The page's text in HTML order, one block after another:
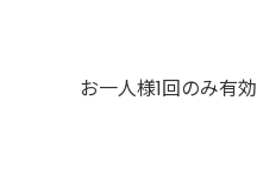
お一人様1回のみ有効